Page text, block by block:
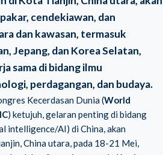
cendekiawan, dan
dan kawasan, termasuk
Jepang, dan Korea Selatan,
sama di bidang ilmu
perdagangan, dan budaya.
Kecerdasan Dunia (World
) ketujuh, gelaran penting di bidang
intelligence/AI) di China, akan
China utara, pada 18-21 Mei,